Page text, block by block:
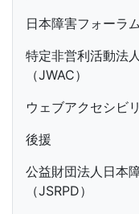
日本障害フォーラ
特定非営利活動法
（JWAC）
ウェブアクセシビ
後援
公益財団法人日本
（JSRPD）